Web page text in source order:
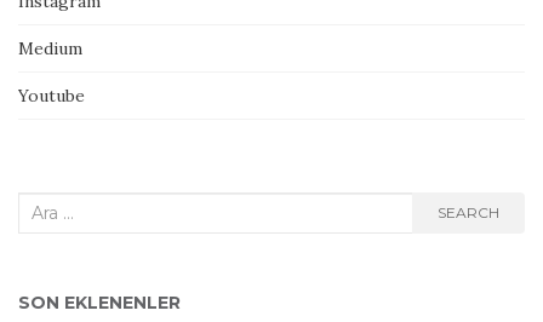
Medium
Youtube
Search
SEARCH
SON EKLENENLER